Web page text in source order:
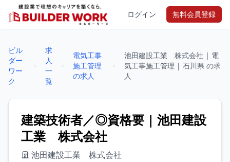
ログイン 無料会員登録
ビル
ダー
ワー
ク
求
人
一
覧
電気工事
施工管理
の求人
池田建設工業 株式会社 | 電
気工事施工管理 | 石川県 の求
人
建築技術者／◎資格要 | 池田建設
工業 株式会社
池田建設工業 株式会社